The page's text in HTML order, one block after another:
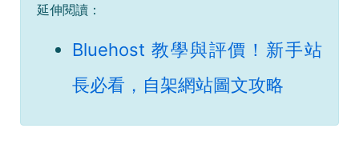
延伸閱讀：
Bluehost 教學與評價！新手站
長必看，自架網站圖文攻略